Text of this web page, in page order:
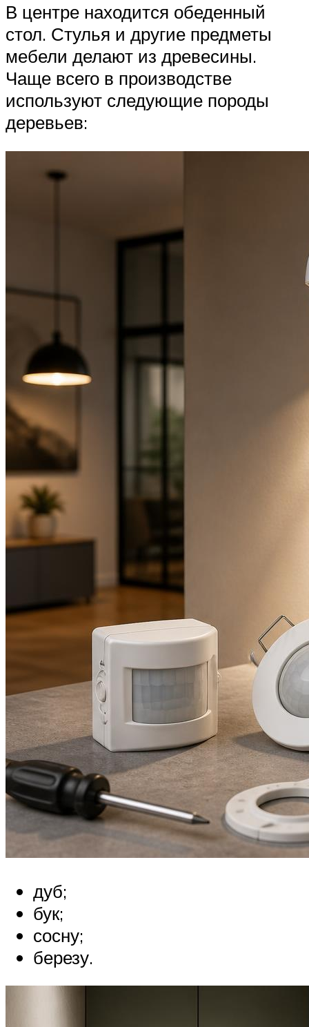
В центре находится обеденный
стол. Стулья и другие предметы
мебели делают из древесины.
Чаще всего в производстве
используют следующие породы
деревьев:
дуб;
бук;
сосну;
березу.